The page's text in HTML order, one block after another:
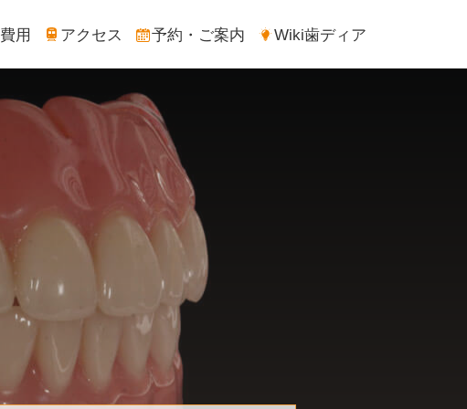
費用 アクセス 予約・ご案内 Wiki歯ディア